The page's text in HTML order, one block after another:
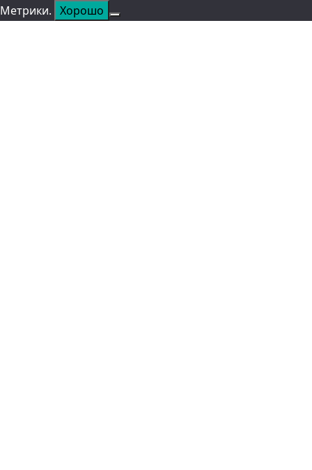
Метрики. Хорошо